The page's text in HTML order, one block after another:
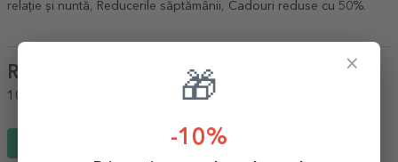
relație și nuntă, Reducerile săptămânii, Cadouri reduse cu 50%.
Review-uri
100%
ar recomanda unui prieten
×
🎁
-10%